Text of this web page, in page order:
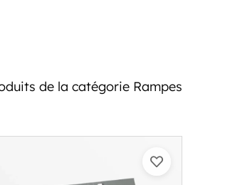
de la catégorie Rampes